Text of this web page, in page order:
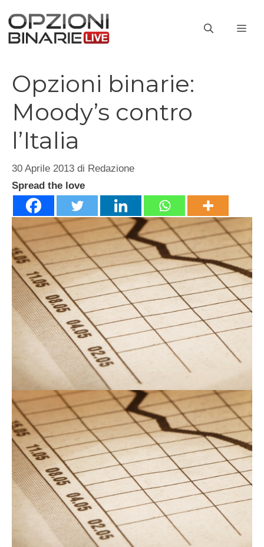
contenuto
Opzioni binarie:
Moody’s contro
l’Italia
30 Aprile 2013 di Redazione
Spread the love